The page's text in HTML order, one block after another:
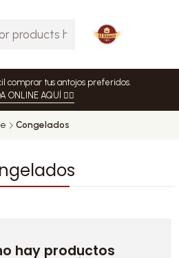
comprar tus antojos preferidos.
ONLINE AQUÍ 👈🏻
Congelados
hay productos